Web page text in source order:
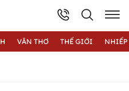
VĂN THƠ THẾ GIỚI